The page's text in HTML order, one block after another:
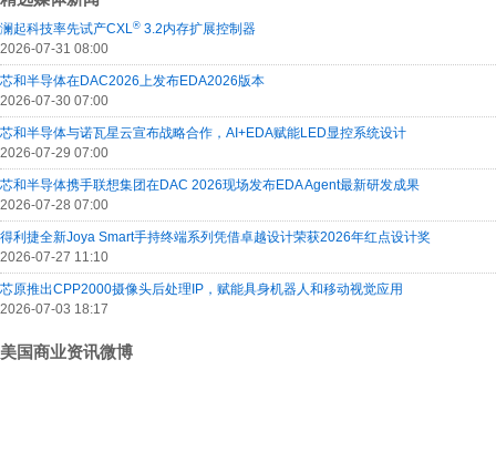
澜起科技率先试产CXL® 3.2内存扩展控制器
2026-07-31 08:00
芯和半导体在DAC2026上发布EDA2026版本
2026-07-30 07:00
芯和半导体与诺瓦星云宣布战略合作，AI+EDA赋能LED显控系统设计
2026-07-29 07:00
芯和半导体携手联想集团在DAC 2026现场发布EDA Agent最新研发成果
2026-07-28 07:00
得利捷全新Joya Smart手持终端系列凭借卓越设计荣获2026年红点设计奖
2026-07-27 11:10
芯原推出CPP2000摄像头后处理IP，赋能具身机器人和移动视觉应用
2026-07-03 18:17
美国商业资讯微博